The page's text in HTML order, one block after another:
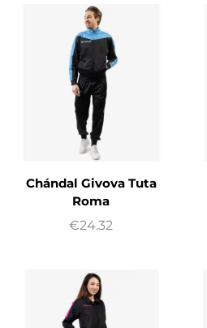
Chándal Givova Tuta
Roma
€24.32